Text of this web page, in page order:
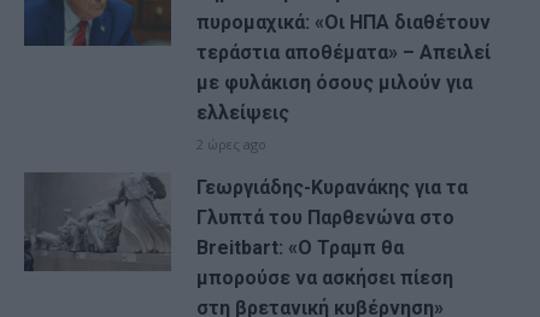
πυρομαχικά: «Οι ΗΠΑ διαθέτουν
τεράστια αποθέματα» – Απειλεί
με φυλάκιση όσους μιλούν για
ελλείψεις
2 ώρες ago
Γεωργιάδης-Κυρανάκης για τα
Γλυπτά του Παρθενώνα στο
Breitbart: «Ο Τραμπ θα
μπορούσε να ασκήσει πίεση
στη βρετανική κυβέρνηση»